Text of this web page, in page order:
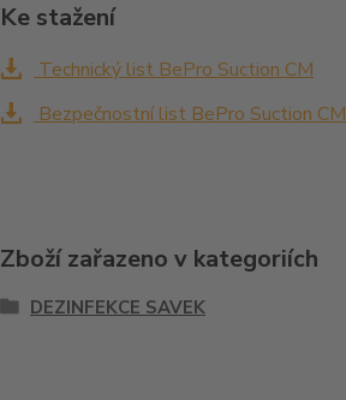
Ke stažení
Technický list BePro Suction CM
Bezpečnostní list BePro Suction CM
Zboží zařazeno v kategoriích
DEZINFEKCE SAVEK